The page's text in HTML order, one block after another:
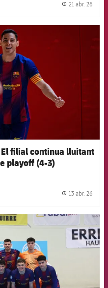
21 abr. 26
FCB Barcelona badge
El filial continua lluitant
playoff (4-3)
13 abr. 26
Barcelona badge